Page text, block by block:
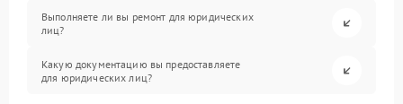
Выполняете ли вы ремонт для юридических
лиц?
Какую документацию вы предоставляете
для юридических лиц?